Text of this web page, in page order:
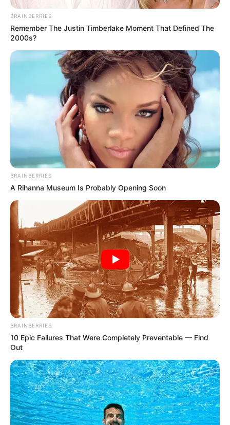
BRAINBERRIES
Remember The Justin Timberlake Moment That Defined The
2000s?
BRAINBERRIES
A Rihanna Museum Is Probably Opening Soon
BRAINBERRIES
10 Epic Failures That Were Completely Preventable — Find
Out